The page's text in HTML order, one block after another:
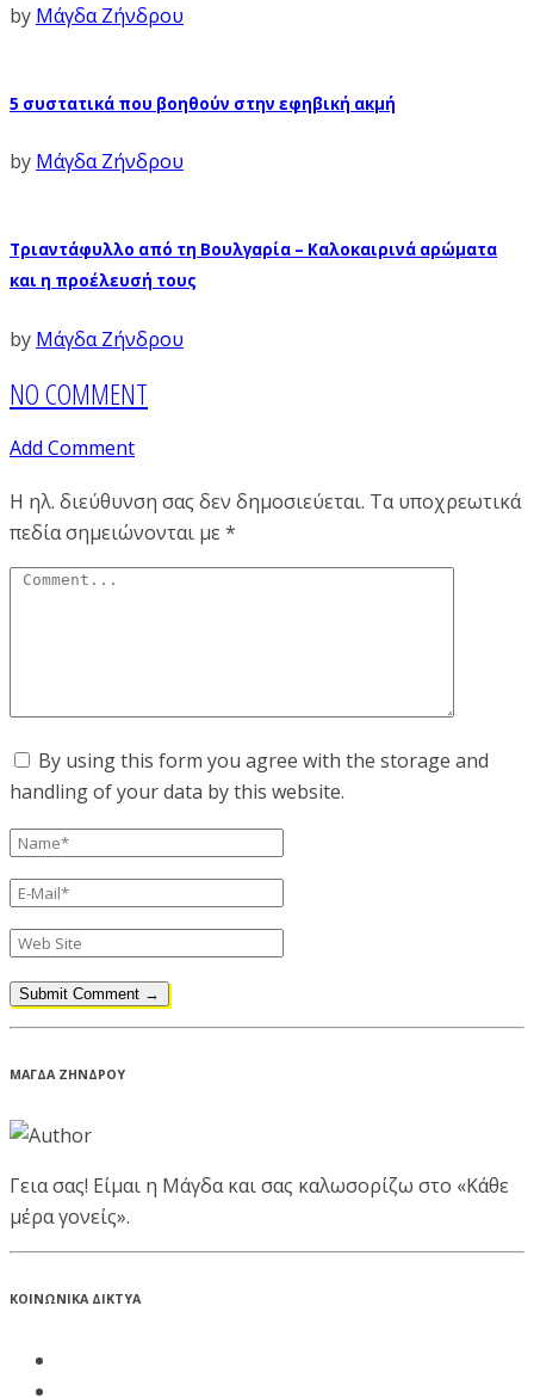
by Μάγδα Ζήνδρου
5 συστατικά που βοηθούν στην εφηβική ακμή
by Μάγδα Ζήνδρου
Τριαντάφυλλο από τη Βουλγαρία – Καλοκαιρινά αρώματα
και η προέλευσή τους
by Μάγδα Ζήνδρου
NO COMMENT
Add Comment
Η ηλ. διεύθυνση σας δεν δημοσιεύεται. Τα υποχρεωτικά
πεδία σημειώνονται με*
By using this form you agree with the storage and
handling of your data by this website.
ΜΑΓΔΑ ΖΗΝΔΡΟΥ
Γεια σας! Είμαι η Μάγδα και σας καλωσορίζω στο «Κάθε
μέρα γονείς».
ΚΟΙΝΩΝΙΚΑ ΔΙΚΤΥΑ